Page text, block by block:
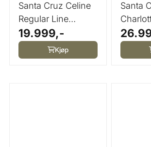
Santa Cruz Celine
Regular Line
Saddle
19.999,-
Kjøp
Santa